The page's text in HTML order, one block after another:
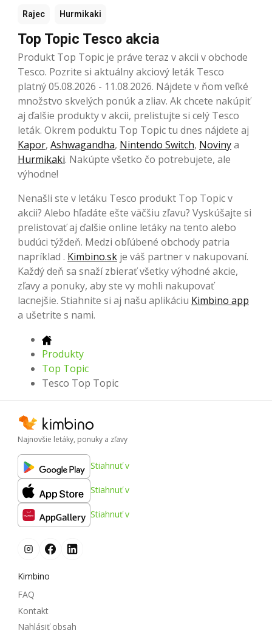
Rajec Hurmikaki
Top Topic Tesco akcia
Produkt Top Topic je práve teraz v akcii v obchode
Tesco. Pozrite si aktuálny akciový leták Tesco
platný 05.08.2026 - 11.08.2026. Nájdete v ňom veľké
množstvo skvelých ponúk a zliav. Ak chcete nakúpiť
aj ďalšie produkty v akcii, prelistujte si celý Tesco
leták. Okrem poduktu Top Topic tu dnes nájdete aj
Kapor, Ashwagandha, Nintendo Switch, Novinya
Hurmikaki. Nakúpte všetko čo potrebujete, ale
výhodne!
Nenašli ste v letáku Tesco produkt Top Topic v
akcii? Alebo hľadáte ešte väčšiu zľavu? Vyskúšajte si
prelistovať aj ďalšie online letáky na tento alebo
budúci týždeň. Medzi obľúbené obchody patria
napríklad . Kimbino.sk je váš partner v nakupovaní.
Každý deň sa snaží zbierať všetky výhodné akcie,
zľavy a ponuky, aby ste vy mohli nakupovať
lacnejšie. Stiahnite si aj našu aplikáciu Kimbino app
a ušetrite s nami.
Produkty
Top Topic
Tesco Top Topic
Najnovšie letáky, ponuky a zľavy
Stiahnuť v
Stiahnuť v
Stiahnuť v
Kimbino
FAQ
Kontakt
Nahlásiť obsah